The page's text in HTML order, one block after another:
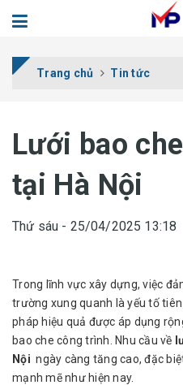
Trang chủ Tin tức
Lưới bao
tại Hà Nội
Thứ sáu - 25/04/2025 13:18
Trong lĩnh vực xây dựng, việc
trường xung quanh là yếu tố
pháp hiệu quả được áp dụng
bao che công trình. Nhu cầu về
Nội ngày càng tăng cao, đặc
mạnh mẽ như hiện nay.